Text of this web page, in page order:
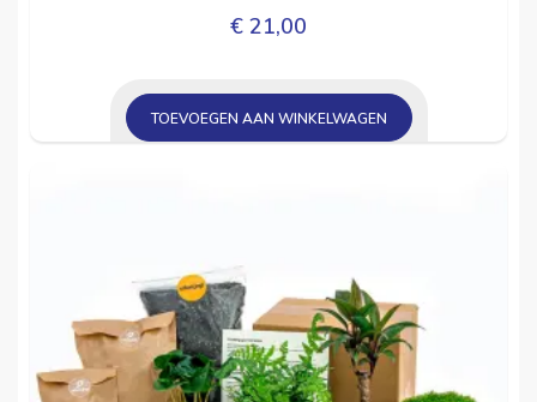
€ 21,00
TOEVOEGEN AAN WINKELWAGEN